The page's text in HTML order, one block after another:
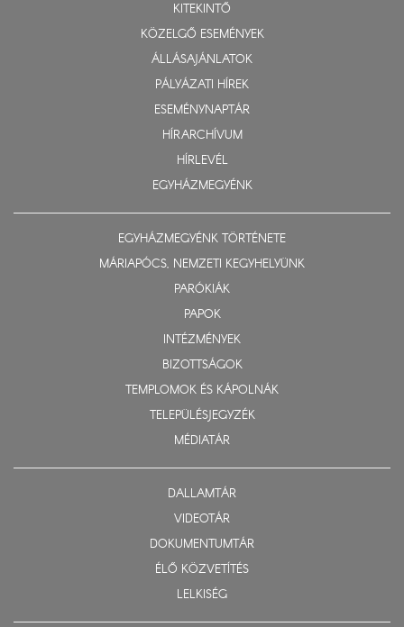
KITEKINTŐ
KÖZELGŐ ESEMÉNYEK
ÁLLÁSAJÁNLATOK
PÁLYÁZATI HÍREK
ESEMÉNYNAPTÁR
HÍRARCHÍVUM
HÍRLEVÉL
EGYHÁZMEGYÉNK
EGYHÁZMEGYÉNK TÖRTÉNETE
MÁRIAPÓCS, NEMZETI KEGYHELYÜNK
PARÓKIÁK
PAPOK
INTÉZMÉNYEK
BIZOTTSÁGOK
TEMPLOMOK ÉS KÁPOLNÁK
TELEPÜLÉSJEGYZÉK
MÉDIATÁR
DALLAMTÁR
VIDEOTÁR
DOKUMENTUMTÁR
ÉLŐ KÖZVETÍTÉS
LELKISÉG